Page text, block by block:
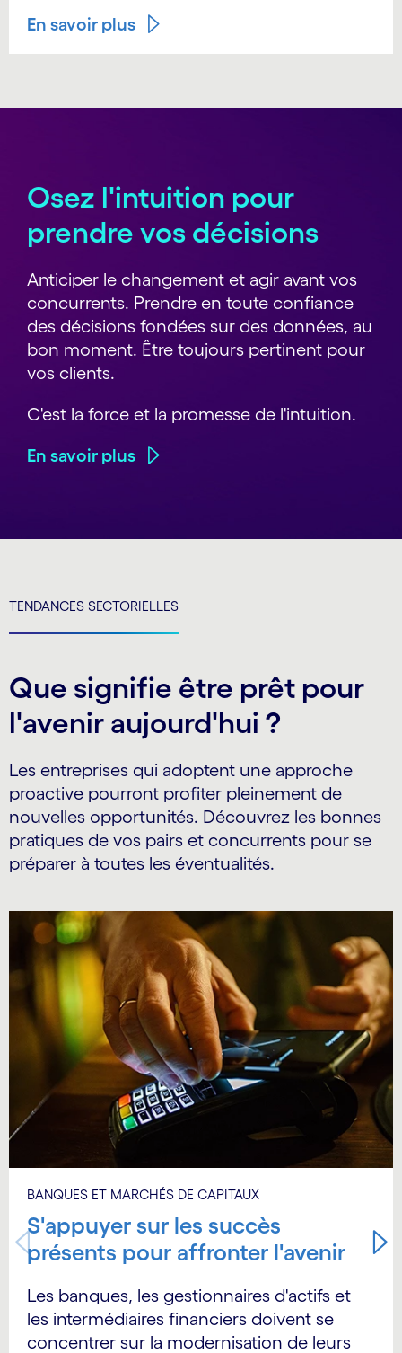
En savoir plus
Osez l'intuition pour
prendre vos décisions
Anticiper le changement et agir avant vos
concurrents. Prendre en toute confiance
des décisions fondées sur des données, au
bon moment. Être toujours pertinent pour
vos clients.
C'est la force et la promesse de l'intuition.
En savoir plus
TENDANCES SECTORIELLES
Que signifie être prêt pour
l'avenir aujourd'hui ?
Les entreprises qui adoptent une approche
proactive pourront profiter pleinement de
nouvelles opportunités. Découvrez les bonnes
pratiques de vos pairs et concurrents pour se
préparer à toutes les éventualités.
Carousel starts
BANQUES ET MARCHÉS DE CAPITAUX
S'appuyer sur les succès
présents pour affronter l'avenir
Les banques, les gestionnaires d'actifs et
les intermédiaires financiers doivent se
concentrer sur la modernisation de leurs